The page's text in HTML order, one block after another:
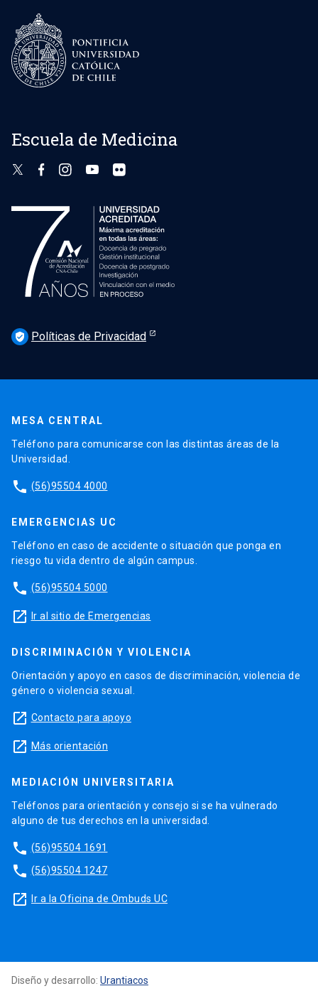
Escuela de Medicina
verified_user Políticas de Privacidad
MESA CENTRAL
Teléfono para comunicarse con las distintas áreas de la
Universidad.
phone (56)95504 4000
EMERGENCIAS UC
Teléfono en caso de accidente o situación que ponga en
riesgo tu vida dentro de algún campus.
phone (56)95504 5000
launch Ir al sitio de Emergencias
DISCRIMINACIÓN Y VIOLENCIA
Orientación y apoyo en casos de discriminación, violencia de
género o violencia sexual.
launch Contacto para apoyo
launch Más orientación
MEDIACIÓN UNIVERSITARIA
Teléfonos para orientación y consejo si se ha vulnerado
alguno de tus derechos en la universidad.
phone (56)95504 1691
phone (56)95504 1247
launch Ir a la Oficina de Ombuds UC
Diseño y desarrollo: Urantiacos